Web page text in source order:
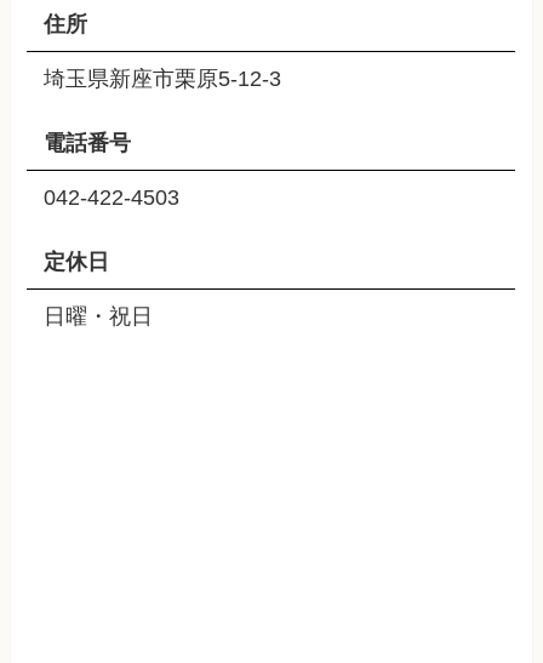
住所
埼玉県新座市栗原5-12-3
電話番号
042-422-4503
定休日
日曜・祝日